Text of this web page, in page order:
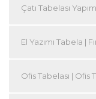
Çatı Tabelası
El Yazımı Tabela |
Ofis Tabelası | Ofis